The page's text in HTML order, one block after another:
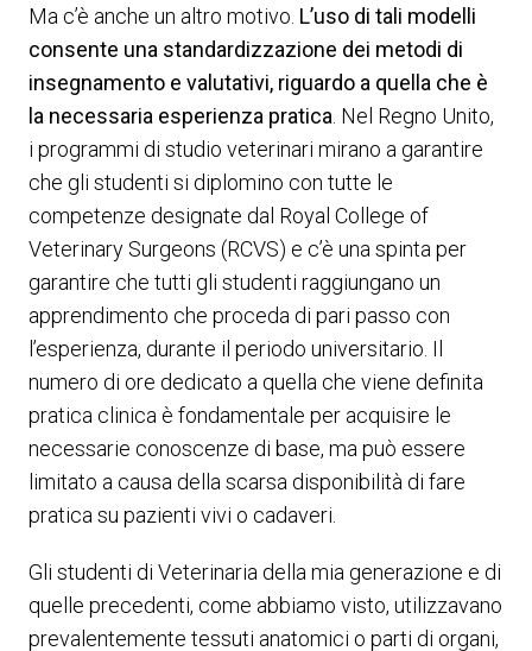
Ma c’è anche un altro motivo. L’uso di tali modelli
consente una standardizzazione dei metodi di
insegnamento e valutativi, riguardo a quella che è
la necessaria esperienza pratica. Nel Regno Unito,
i programmi di studio veterinari mirano a garantire
che gli studenti si diplomino con tutte le
competenze designate dal Royal College of
Veterinary Surgeons (RCVS) e c’è una spinta per
garantire che tutti gli studenti raggiungano un
apprendimento che proceda di pari passo con
l’esperienza, durante il periodo universitario. Il
numero di ore dedicato a quella che viene definita
pratica clinica è fondamentale per acquisire le
necessarie conoscenze di base, ma può essere
limitato a causa della scarsa disponibilità di fare
pratica su pazienti vivi o cadaveri.
Gli studenti di Veterinaria della mia generazione e di
quelle precedenti, come abbiamo visto, utilizzavano
prevalentemente tessuti anatomici o parti di organi,